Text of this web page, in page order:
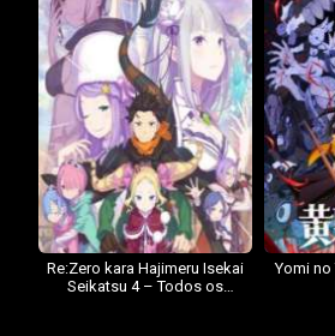
Re:Zero kara Hajimeru Isekai
Seikatsu 4 – Todos os
Yomi